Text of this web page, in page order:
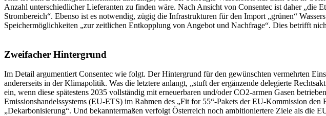
Anzahl unterschiedlicher Lieferanten zu finden wäre. Nach Ansicht von Consentec ist daher „die
Strombereich“. Ebenso ist es notwendig, zügig die Infrastrukturen für den Import „grünen“
Speichermöglichkeiten „zur zeitlichen Entkopplung von Angebot und Nachfrage“. Dies betrifft
Zweifacher Hintergrund
Im Detail argumentiert Consentec wie folgt. Der Hintergrund für den gewünschten vermehrten
andererseits in der Klimapolitik. Was die letztere anlangt, „stuft der ergänzende delegierte
ein, wenn diese spätestens 2035 vollständig mit erneuerbaren und/oder CO2-armen Gasen
Emissionshandelssystems (EU-ETS) im Rahmen des „Fit for 55“-Pakets der EU-Kommission
„Dekarbonisierung“. Und bekanntermaßen verfolgt Österreich noch ambitioniertere Ziele als die